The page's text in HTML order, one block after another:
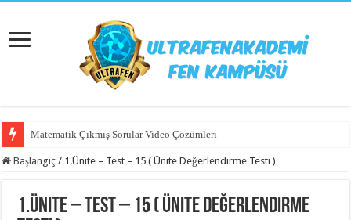
Matematik Çıkmış Sorular Video Çözümleri
Başlangıç / 1.Ünite – Test – 15 ( Ünite Değerlendirme Testi )
1.Ünite – Test – 15 ( Ünite Değerlendirme